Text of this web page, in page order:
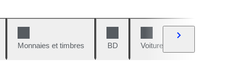
Monnaies et timbres BD Voitures et motos